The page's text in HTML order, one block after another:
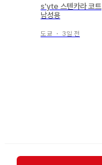
s'yte 스텐카라 코트
남성용
도쿄 ・ 3일 전